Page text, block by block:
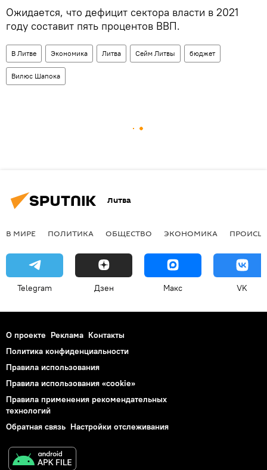
Ожидается, что дефицит сектора власти в 2021
году составит пять процентов ВВП.
В Литве Экономика Литва Сейм Литвы бюджет
Вилюс Шапока
Литва
В МИРЕ ПОЛИТИКА ОБЩЕСТВО ЭКОНОМИКА
Telegram Дзен Макс VK
О проекте Реклама Контакты
Политика конфиденциальности
Правила использования
Правила использования «cookie»
Правила применения рекомендательных
технологий
Обратная связь Настройки отслеживания